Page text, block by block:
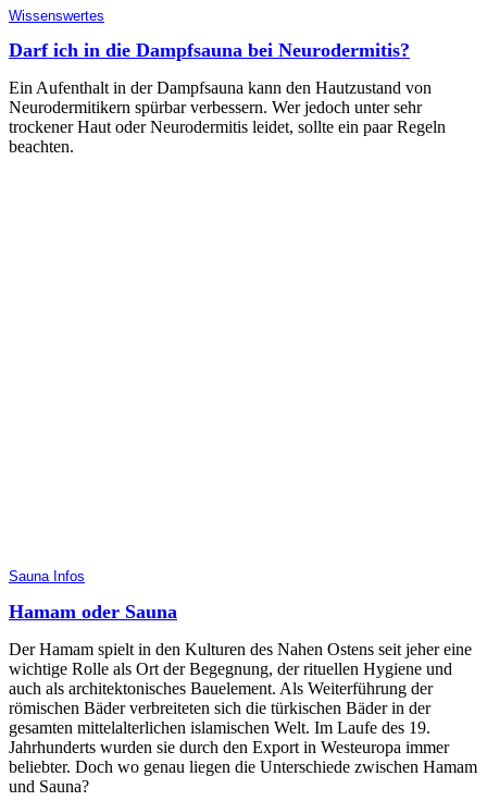
Wissenswertes
Darf ich in die Dampfsauna bei Neurodermitis?
Ein Aufenthalt in der Dampfsauna kann den Hautzustand von
Neurodermitikern spürbar verbessern. Wer jedoch unter sehr
trockener Haut oder Neurodermitis leidet, sollte ein paar Regeln
beachten.
Sauna Infos
Hamam oder Sauna
Der Hamam spielt in den Kulturen des Nahen Ostens seit jeher eine
wichtige Rolle als Ort der Begegnung, der rituellen Hygiene und
auch als architektonisches Bauelement. Als Weiterführung der
römischen Bäder verbreiteten sich die türkischen Bäder in der
gesamten mittelalterlichen islamischen Welt. Im Laufe des 19.
Jahrhunderts wurden sie durch den Export in Westeuropa immer
beliebter. Doch wo genau liegen die Unterschiede zwischen Hamam
und Sauna?